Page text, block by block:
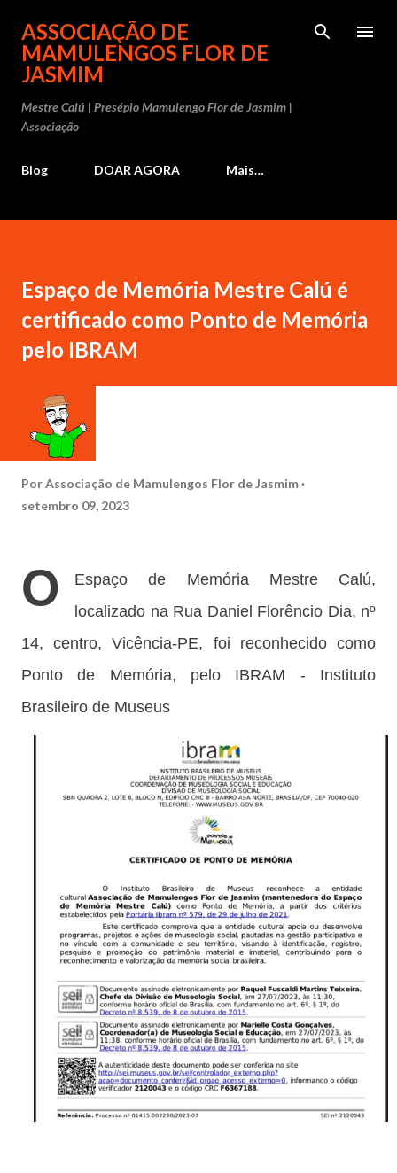
Pular para o conteúdo principal
ASSOCIAÇÃO DE
MAMULENGOS FLOR DE
JASMIM
Mestre Calú | Presépio Mamulengo Flor de Jasmim |
Associação
Blog DOAR AGORA Mais…
Espaço de Memória Mestre Calú é
certificado como Ponto de Memória
pelo IBRAM
PorAssociação de Mamulengos Flor de Jasmim
setembro 09, 2023
O
Espaço de Memória Mestre Calú,
localizado na Rua Daniel Florêncio Dia, nº
14, centro, Vicência-PE, foi reconhecido como
Ponto de Memória, pelo IBRAM - Instituto
Brasileiro de Museus